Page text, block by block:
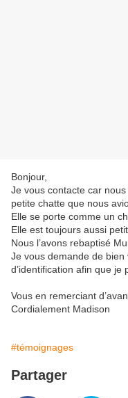
Bonjour,
Je vous contacte car
petite chatte que nous
Elle se porte comme un
Elle est toujours aussi
Nous l’avons rebaptisé
Je vous demande de bien
d’identification afin que je
Vous en remerciant
Cordialement Madison
#témoignages
Partager